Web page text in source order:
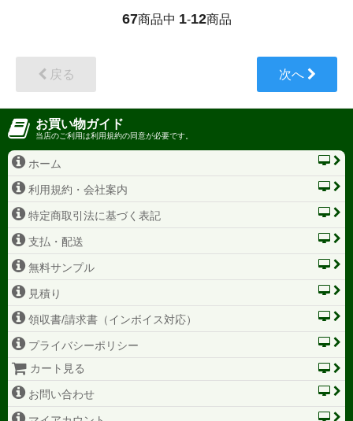
67商品中 1-12商品
戻る 次へ
お買い物ガイド
当店のご利用は利用規約の同意が必要です。
ホーム
利用規約・会社案内
特定商取引法に基づく表記
支払・配送
無料サンプル
見積り
領収書/請求書（インボイス対応）
プライバシーポリシー
カート見る
お問い合わせ